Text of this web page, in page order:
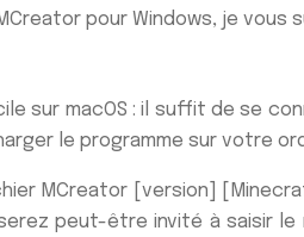
pour Windows, je
sur macOS : il suffit de se
le programme sur votre
MCreator [version]
peut-être invité à saisir